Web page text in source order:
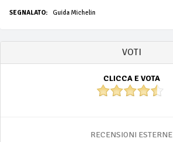
SEGNALATO: Guida Michelin
VOTI
CLICCA E VOTA
RECENSIONI ESTERNE